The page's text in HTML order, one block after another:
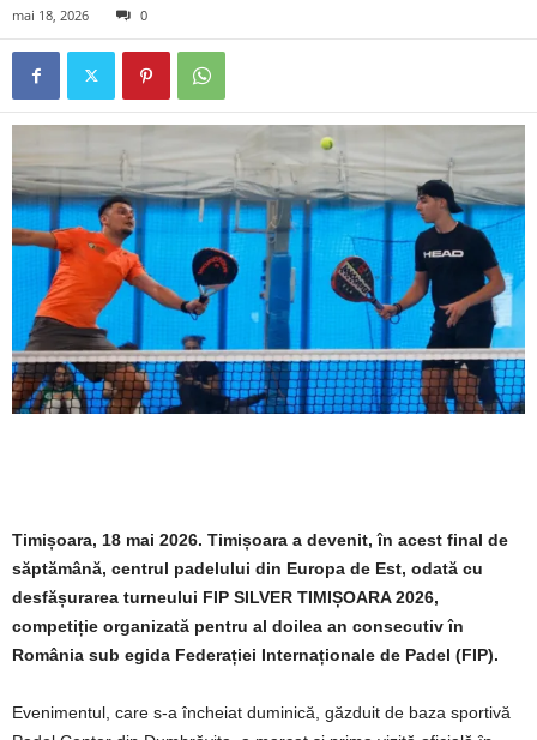
mai 18, 2026 0
Timișoara, 18 mai 2026. Timișoara a devenit, în acest final de
săptămână, centrul padelului din Europa de Est, odată cu
desfășurarea turneului FIP SILVER TIMIȘOARA 2026,
competiție organizată pentru al doilea an consecutiv în
România sub egida Federației Internaționale de Padel (FIP).
Evenimentul, care s-a încheiat duminică, găzduit de baza sportivă